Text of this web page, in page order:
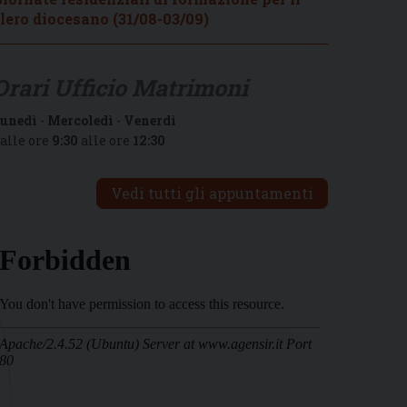
diocesano (31/08-03/09)
- Mercoledì - Venerdì
ore 9:30 alle ore 12:30
Vedi tutti gli appuntamenti